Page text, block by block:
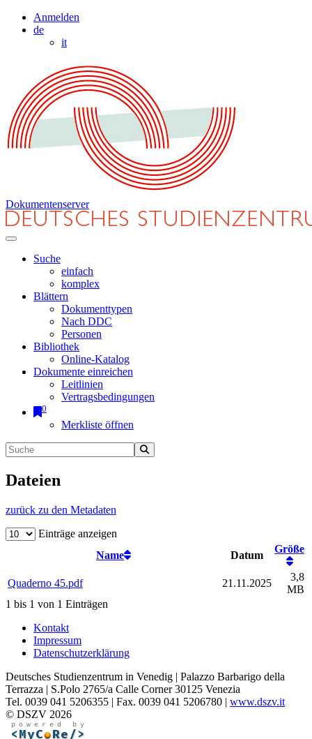
Anmelden
de
it
Dokumentenserver
Suche
einfach
komplex
Blättern
Dokumenttypen
Nach DDC
Personen
Bibliothek
Online-Katalog
Dokumente einreichen
Leitlinien
Vertragsbedingungen
0
Merkliste öffnen
Dateien
zurück zu den Metadaten
Einträge anzeigen
Name
Datum
Größe
Quaderno 45.pdf 21.11.2025
3,8
MB
1 bis 1 von 1 Einträgen
Kontakt
Impressum
Datenschutzerklärung
Deutsches Studienzentrum in Venedig | Palazzo Barbarigo della
Terrazza | S.Polo 2765/a Calle Corner 30125 Venezia
Tel. 0039 041 5206355 | Fax. 0039 041 5206780 | www.dszv.it
© DSZV 2026